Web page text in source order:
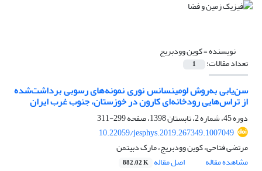
نویسنده =کوین وودبریج
تعداد مقالات: 1
سن‌یابی به‌روش لومینسانس نوری نمونه‌های رسوبی برداشت‌شده
از تراس‌هایی رودخانه‌ای کارون در خوزستان، جنوب غرب ایران
دوره 45، شماره 2، تابستان 1398، صفحه
299-311
10.22059/jesphys.2019.267349.1007049
مرتضی فتاحی، کوین وودبریج، مارک دبیتمن
مشاهده مقاله
اصل مقاله 882.02 K